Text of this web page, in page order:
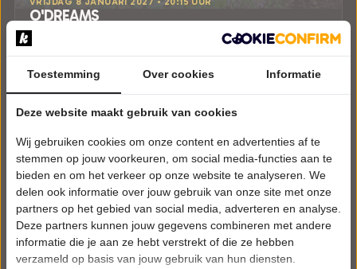
O'DREAMS
ZINiN Theater
POPULAIRE MUZIEK
Toestemming Over cookies Informatie
Deze website maakt gebruik van cookies
Wij gebruiken cookies om onze content en advertenties af te
stemmen op jouw voorkeuren, om social media-functies aan te
bieden en om het verkeer op onze website te analyseren. We
delen ook informatie over jouw gebruik van onze site met onze
partners op het gebied van social media, adverteren en analyse.
Deze partners kunnen jouw gegevens combineren met andere
informatie die je aan ze hebt verstrekt of die ze hebben
verzameld op basis van jouw gebruik van hun diensten.